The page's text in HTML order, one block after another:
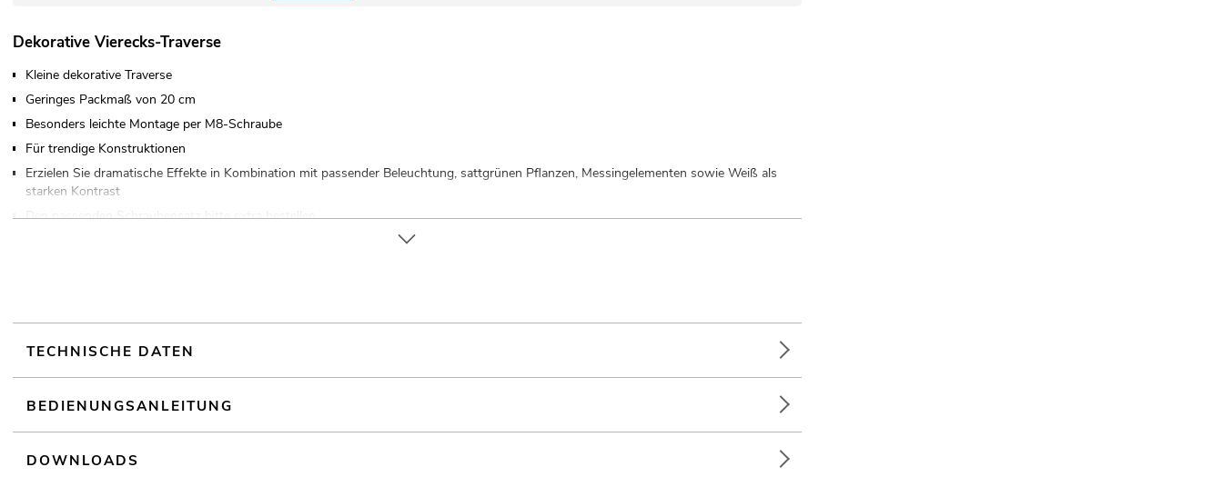
Dekorative Vierecks-Traverse
Kleine dekorative Traverse
Geringes Packmaß von 20 cm
Besonders leichte Montage per M8-Schraube
Für trendige Konstruktionen
Erzielen Sie dramatische Effekte in Kombination mit passender Beleuchtung, sattgrünen Pflanzen, Messingelementen sowie Weiß als
starken Kontrast
Den passenden Schraubensatz bitte extra bestellen
TECHNISCHE DATEN
BEDIENUNGSANLEITUNG
DOWNLOADS